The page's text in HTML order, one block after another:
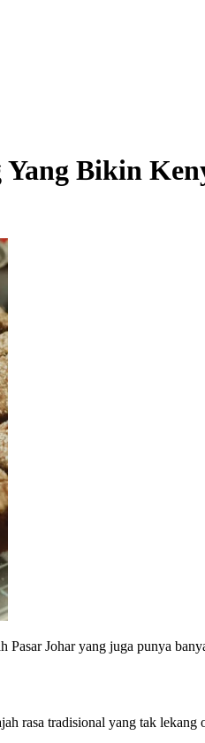
Bikin
Johar yang juga punya
rasa tradisional yang tak